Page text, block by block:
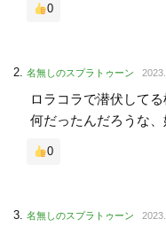
0
名無しのスプラトゥーン
ロラコラで潜伏して
何だったんだろうな、
0
名無しのスプラトゥーン